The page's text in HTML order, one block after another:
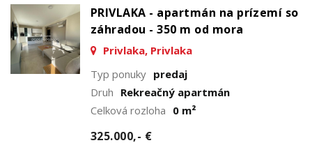
PRIVLAKA - apartmán na prízemí so
záhradou - 350 m od mora
Privlaka, Privlaka
Typ ponuky predaj
Druh Rekreačný apartmán
Celková rozloha 0 m²
325.000,- €